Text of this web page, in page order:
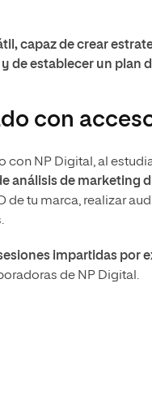
capaz de crear
de establecer un plan
con
con NP Digital, al
análisis de marketing
de tu marca, realizar
impartidas por
de NP Digital.